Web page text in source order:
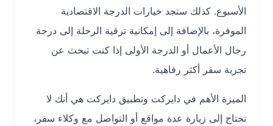
الأسبوع. كذلك ستجد خيارات الدرجة الاقتصادية
الموفرة، بالإضافة إلى إمكانية ترقية الرحلة إلى درجة
رجال الأعمال أو الدرجة الأولى إذا كنت تبحث عن
تجربة سفر أكثر رفاهية.
الميزة الأهم في دايركت وتطبيق دايركت هي أنك لا
تحتاج إلى زيارة عدة مواقع أو التواصل مع وكلاء سفر،